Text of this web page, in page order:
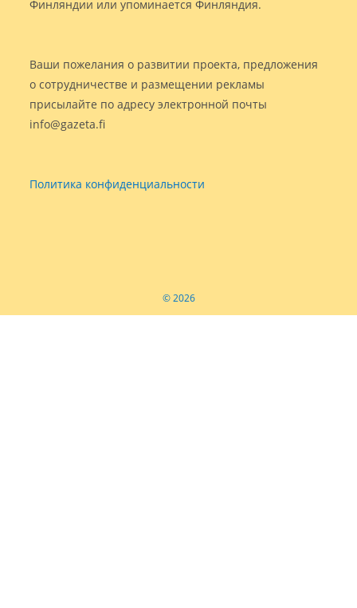
Финляндии или упоминается Финляндия.
Ваши пожелания о развитии проекта, предложения
о сотрудничестве и размещении рекламы
присылайте по адресу электронной почты
info@gazeta.fi
Политика конфиденциальности
© 2026